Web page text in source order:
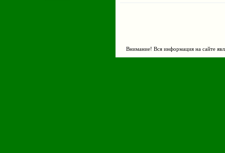
Внимание! Вся информация на сайте